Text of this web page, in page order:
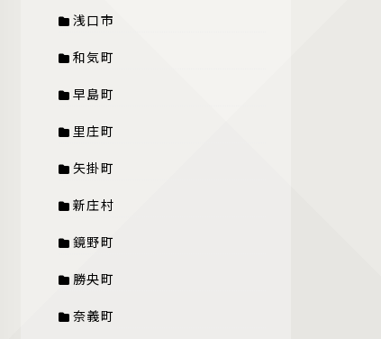
浅口市
和気町
早島町
里庄町
矢掛町
新庄村
鏡野町
勝央町
奈義町